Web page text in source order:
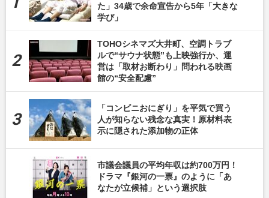
た」34歳で余命宣告から5年「大きな
学び」
TOHOシネマズ大井町、空調トラブ
ルで“サウナ状態”も上映強行か、運
営は「取材お断わり」問われる映画
館の“安全配慮”
「コンビニおにぎり」を平気で買う
人が知らない残念な真実！原材料表
示に隠された添加物の正体
市議会議員の平均年収は約700万円！
ドラマ『銀河の一票』のように「あ
なたが立候補」という選択肢